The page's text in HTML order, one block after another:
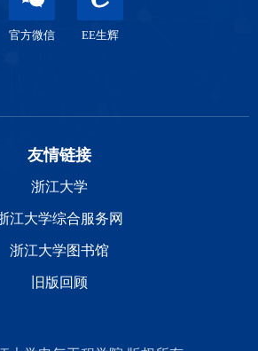
官方微信 EE生辉
友情链接
浙江大学
江大学综合服务网
浙江大学图书馆
旧版回顾